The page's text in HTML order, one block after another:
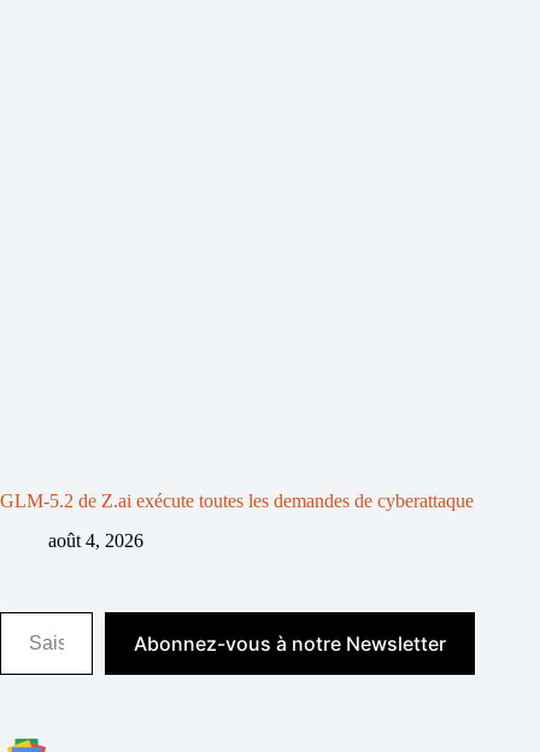
GLM-5.2 de Z.ai exécute toutes les demandes de cyberattaque
août 4, 2026
Saisissez votre adresse e-mail…
Abonnez-vous à notre Newsletter